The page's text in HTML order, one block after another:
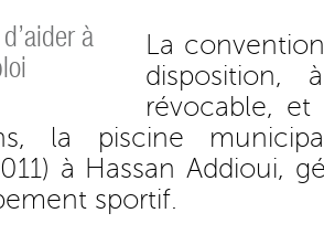
à
La
disposition,
révocable,
la piscine
à Hassan Addioui,
sportif.